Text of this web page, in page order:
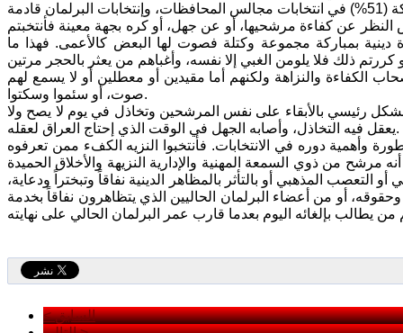
عن كفاءة مرشحيها، أو عن جهل، أو كره بجهة معينة فأنتخبتم
دينية بمباركة مجموعة وكتلة فصوت لها البعض كالأعمى. فهذا ما
الكفاءة والنزاهة ولكنهم أما مقيدين أو معطلين أو لا يسمع لهم
صوت، أو سئموا وسكتوا.
رئيسي بالأبقاء على نفس المرشحين وتخاذل في يوم لا يصح ولا
يعقل فيه التخاذل، وأصابه الجهل في الوقت الذي إحتاج العراق لعقله.
دوره في الانتخابات. فأنتخبوا النزيه الكفء ممن تعرفوه
من ذوي السمعة المهنية والإدارية النزيهة والأخلاق الحميدة
التعصب المذهبي أو بالتأثر بالمظاهر الدينية نفاقاً وتبختراً ودعاية،
أو من أعضاء البرلمان الحاليين الذي يتظاهرون نفاقاً بخدمة
< السابق